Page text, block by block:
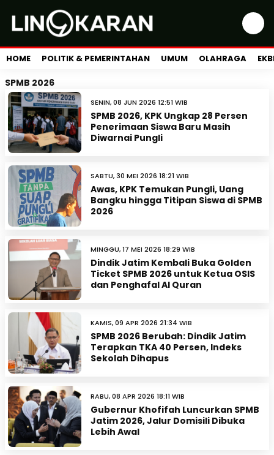
HOME POLITIK & PEMERINTAHAN UMUM OLAHRAGA
SPMB 2026
SENIN, 08 JUN 2026 12:51 WIB
SPMB 2026, KPK Ungkap 28 Persen
Penerimaan Siswa Baru Masih
Diwarnai Pungli
SABTU, 30 MEI 2026 18:21 WIB
Awas, KPK Temukan Pungli, Uang
Bangku hingga Titipan Siswa di SPMB
2026
MINGGU, 17 MEI 2026 18:29 WIB
Dindik Jatim Kembali Buka Golden
Ticket SPMB 2026 untuk Ketua OSIS
dan Penghafal Al Quran
KAMIS, 09 APR 2026 21:34 WIB
SPMB 2026 Berubah: Dindik Jatim
Terapkan TKA 40 Persen, Indeks
Sekolah Dihapus
RABU, 08 APR 2026 18:11 WIB
Gubernur Khofifah Luncurkan SPMB
Jatim 2026, Jalur Domisili Dibuka
Lebih Awal